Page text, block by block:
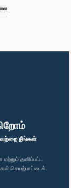
நீங்கள்
தனிப்பட்ட
செயற்பாட்டைக்